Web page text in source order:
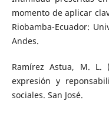
momento de aplicar
Riobamba-Ecuador:
Andes.
Ramírez Astua, M.
expresión y
sociales. San José.